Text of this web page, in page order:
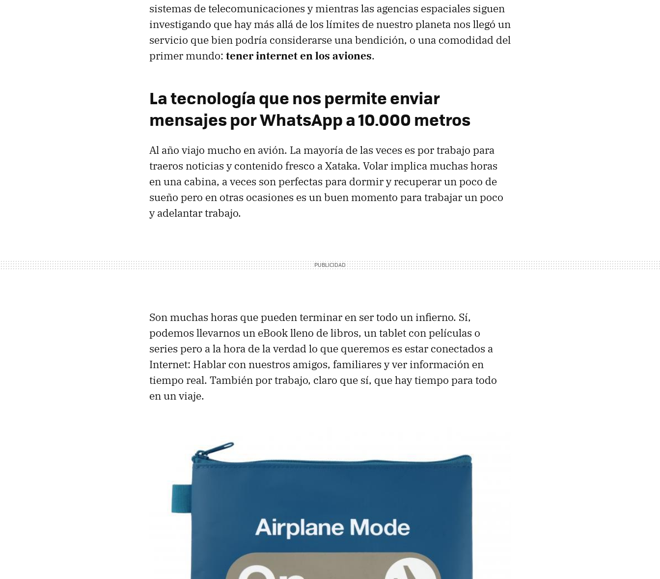
sistemas de telecomunicaciones y mientras las agencias espaciales siguen
investigando que hay más allá de los límites de nuestro planeta nos llegó un
servicio que bien podría considerarse una bendición, o una comodidad del
primer mundo: tener internet en los aviones.
La tecnología que nos permite enviar
mensajes por WhatsApp a 10.000 metros
Al año viajo mucho en avión. La mayoría de las veces es por trabajo para
traeros noticias y contenido fresco a Xataka. Volar implica muchas horas
en una cabina, a veces son perfectas para dormir y recuperar un poco de
sueño pero en otras ocasiones es un buen momento para trabajar un poco
y adelantar trabajo.
Son muchas horas que pueden terminar en ser todo un infierno. Sí,
podemos llevarnos un eBook lleno de libros, un tablet con películas o
series pero a la hora de la verdad lo que queremos es estar conectados a
Internet: Hablar con nuestros amigos, familiares y ver información en
tiempo real. También por trabajo, claro que sí, que hay tiempo para todo
en un viaje.